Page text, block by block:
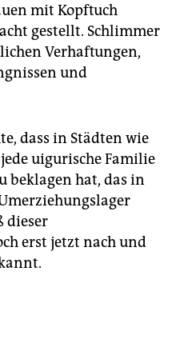
mit Kopftuch
gestellt. Schlimmer
Verhaftungen,
und
dass in Städten wie
uigurische Familie
beklagen hat, das in
dieser
erst jetzt nach und